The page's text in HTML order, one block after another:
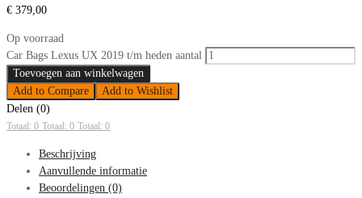
€ 379,00
Op voorraad
Car Bags Lexus UX 2019 t/m heden aantal
Toevoegen aan winkelwagen
Add to Compare
Add to Wishlist
Delen (0)
Totaal: 0 Totaal: 0 Totaal: 0
Beschrijving
Aanvullende informatie
Beoordelingen (0)